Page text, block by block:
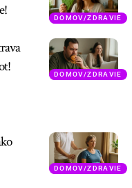
DOMOV/ZDRAVIE
DOMOV/ZDRAVIE
DOMOV/ZDRAVIE